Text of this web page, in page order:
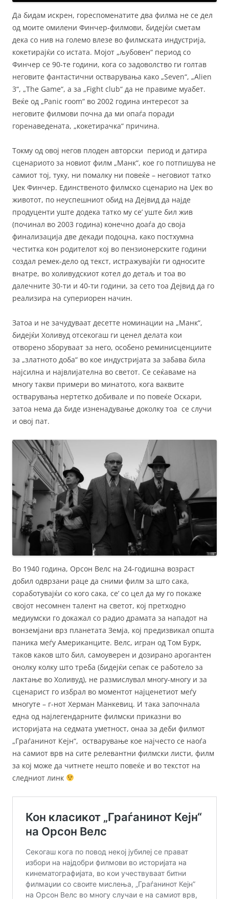
Да бидам искрен, гореспоменатите два филма не се дел
од моите омилени Финчер-филмови, бидејќи сметам
дека со нив на големо влезе во филмската индустрија,
кокетирајќи со истата. Мојот „љубовен“ период со
Финчер се 90-те години, кога со задоволство ги голтав
неговите фантастични остварувања како „Seven“, „Alien
3“, „The Game“, а за „Fight club“ да не правиме муабет.
Веќе од „Panic room“ во 2002 година интересот за
неговите филмови почна да ми опаѓа поради
горенаведената, „кокетирачка“ причина.
Токму од овој негов плоден авторски период и датира
сценариото за новиот филм „Манк“, кое го потпишува не
самиот тој, туку, ни помалку ни повеќе – неговиот татко
Џек Финчер. Единственото филмско сценарио на Џек во
животот, по неуспешниот обид на Дејвид да најде
продуценти уште додека татко му се’ уште бил жив
(починал во 2003 година) конечно доаѓа до своја
финализација две декади подоцна, како постхумна
честитка кон родителот кој во пензионерските години
создал ремек-дело од текст, истражувајќи ги односите
внатре, во холивудскиот котел до детаљ и тоа во
далечните 30-ти и 40-ти години, за сето тоа Дејвид да го
реализира на супериорен начин.
Затоа и не зачудуваат десетте номинации на „Манк“,
бидејќи Холивуд отсекогаш ги ценел делата кои
отворено зборуваат за него, особено реминисценциите
за „златното доба“ во кое индустријата за забава била
најсилна и највлијателна во светот. Се сеќаваме на
многу такви примери во минатото, кога ваквите
остварувања нертетко добивале и по повеќе Оскари,
затоа нема да биде изненадување доколку тоа се случи
и овој пат.
Во 1940 година, Орсон Велс на 24-годишна возраст
добил одврзани раце да сними филм за што сака,
соработувајќи со кого сака, се’ со цел да му го покаже
својот несомнен талент на светот, кој претходно
медиумски го докажал со радио драмата за нападот на
вонземјани врз планетата Земја, кој предизвикал општа
паника меѓу Американците. Велс, игран од Том Бурк,
таков каков што бил, самоуверен и дозирано арогантен
онолку колку што треба (бидејќи сепак се работело за
лактање во Холивуд), не размислувал многу-многу и за
сценарист го избрал во моментот најценетиот меѓу
многуте – г-нот Херман Манкевиц. И така започнала
една од најлегендарните филмски приказни во
историјата на седмата уметност, онаа за деби филмот
„Граѓанинот Кејн“, остварување кое најчесто се наоѓа
на самиот врв на сите релевантни филмски листи, филм
за кој може да читнете нешто повеќе и во текстот на
следниот линк